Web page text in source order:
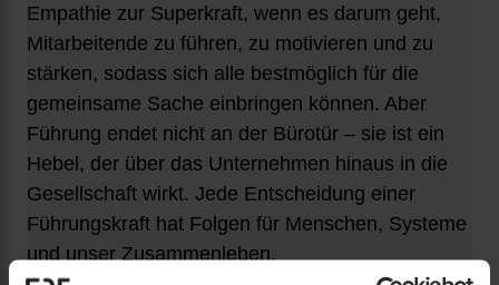
Empathie zur Superkraft, wenn es darum geht,
Mitarbeitende zu führen, zu motivieren und zu
stärken, sodass sich alle bestmöglich für die
gemeinsame Sache einbringen können. Aber
Führung endet nicht an der Bürotür – sie ist ein
Hebel, der über das Unternehmen hinaus in die
Gesellschaft wirkt. Jede Entscheidung einer
Führungskraft hat Folgen für Menschen, Systeme
und unser Zusammenleben.